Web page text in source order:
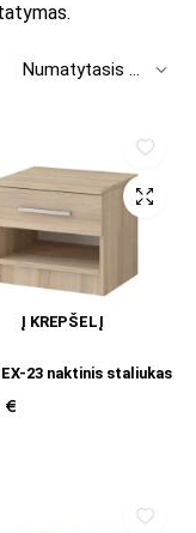
Į KREPŠELĮ
23 naktinis staliukas
€